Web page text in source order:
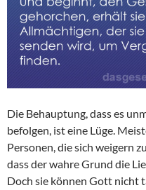
Die Behauptung, dass es
befolgen, ist eine Lüge.
Personen, die sich weigern
dass der wahre Grund die
Doch sie können Gott nicht